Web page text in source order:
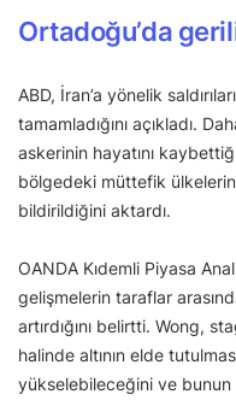
Ortadoğu’da
ABD, İran’a yönelik
tamamladığını açıkladı.
askerinin hayatını
bölgedeki müttefik ülkelerin
bildirildiğini aktardı.
OANDA Kıdemli Piyasa
gelişmelerin taraflar
artırdığını belirtti. Wong,
halinde altının elde
yükselebileceğini ve